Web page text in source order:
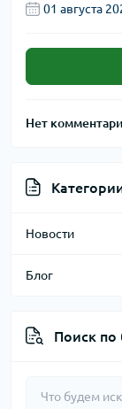
01 августа
Нет
Новости
Блог
Поиск по